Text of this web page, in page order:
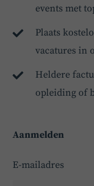
events met
Plaats
vacatures in
Heldere
opleiding of
Aanmelden
E-mailadres